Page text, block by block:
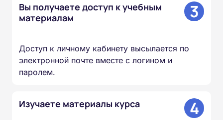
Вы получаете доступ к учебным
материалам
3
Доступ к личному кабинету высылается по
электронной почте вместе с логином и
паролем.
Изучаете материалы курса 4